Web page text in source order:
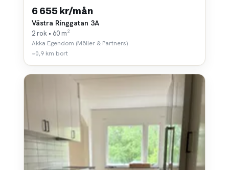
6 655 kr/mån
Västra Ringgatan 3A
2 rok • 60 m²
Akka Egendom (Möller & Partners)
~0,9 km bort